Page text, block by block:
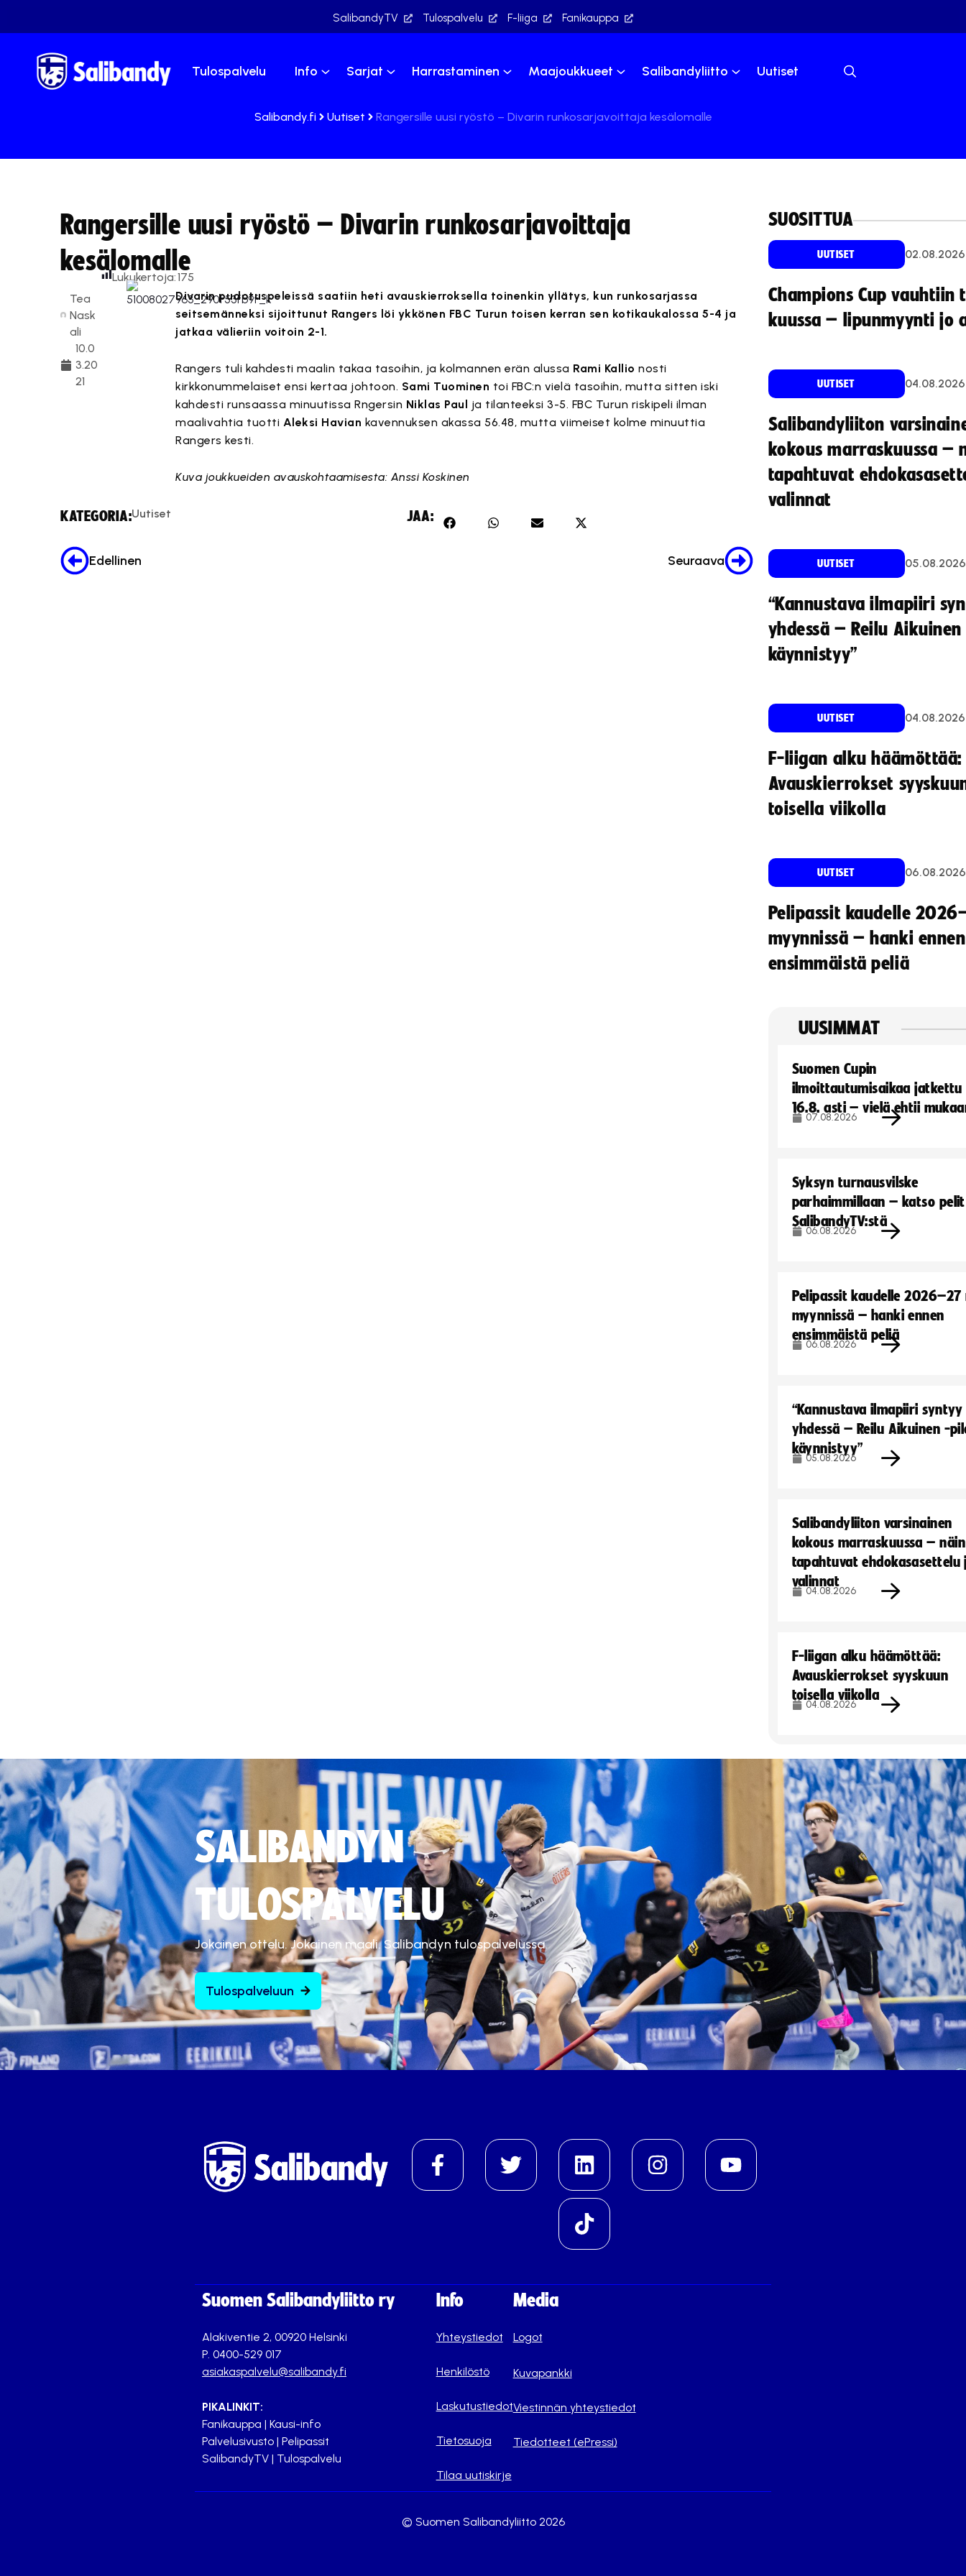
SalibandyTV Tulospalvelu F-liiga Fanikauppa
Tulospalvelu Info Sarjat Harrastaminen Maajoukkueet Salibandyliitto Uutiset
Salibandy.fi Uutiset Rangersille uusi ryöstö – Divarin runkosarjavoittaja kesälomalle
Rangersille uusi ryöstö – Divarin runkosarjavoittaja
kesälomalle
Tea
Nask
ali
10.0
3.20
21
Lukukertoja:175
Divarin pudotuspeleissä saatiin heti avauskierroksella toinenkin yllätys, kun runkosarjassa
seitsemänneksi sijoittunut Rangers löi ykkönen FBC Turun toisen kerran sen kotikaukalossa 5-4 ja
jatkaa välieriin voitoin 2-1.
Rangers tuli kahdesti maalin takaa tasoihin, ja kolmannen erän alussa Rami Kallio nosti
kirkkonummelaiset ensi kertaa johtoon. Sami Tuominen toi FBC:n vielä tasoihin, mutta sitten iski
kahdesti runsaassa minuutissa Rngersin Niklas Paul ja tilanteeksi 3-5. FBC Turun riskipeli ilman
maalivahtia tuotti Aleksi Havian kavennuksen akassa 56.48, mutta viimeiset kolme minuuttia
Rangers kesti.
Kuva joukkueiden avauskohtaamisesta: Anssi Koskinen
KATEGORIA:Uutiset JAA:
Edellinen Seuraava
SUOSITTUA
UUTISET 02.08.2026
Champions Cup vauhtiin
kuussa – lipunmyynti jo
UUTISET 04.08.2026
Salibandyliiton
kokous marraskuussa –
tapahtuvat
valinnat
UUTISET 05.08.2026
“Kannustava ilmapiiri
yhdessä – Reilu
käynnistyy”
UUTISET 04.08.2026
F-liigan alku häämöttää:
Avauskierrokset
toisella viikolla
UUTISET 06.08.2026
Pelipassit kaudelle
myynnissä – hanki ennen
ensimmäistä peliä
UUSIMMAT
Suomen Cupin
ilmoittautumisaikaa jatkettu
16.8. asti – vielä ehtii
07.08.2026
Syksyn turnausvilske
parhaimmillaan – katso pelit
SalibandyTV:stä
06.08.2026
Pelipassit kaudelle
myynnissä – hanki ennen
ensimmäistä peliä
06.08.2026
“Kannustava ilmapiiri syntyy
yhdessä – Reilu Aikuinen -
käynnistyy”
05.08.2026
Salibandyliiton varsinainen
kokous marraskuussa – näin
tapahtuvat ehdokasasettelu
valinnat
04.08.2026
F-liigan alku häämöttää:
Avauskierrokset syyskuun
toisella viikolla
04.08.2026
SALIBANDYN
TULOSPALVELU
Jokainen ottelu. Jokainen maali. Salibandyn tulospalvelussa.
Tulospalveluun
Suomen Salibandyliitto ry
Alakiventie 2, 00920 Helsinki
P. 0400-529 017
asiakaspalvelu@salibandy.fi
PIKALINKIT:
Fanikauppa | Kausi-info
Palvelusivusto | Pelipassit
SalibandyTV | Tulospalvelu
Info
Yhteystiedot
Henkilöstö
Laskutustiedot
Tietosuoja
Tilaa uutiskirje
Media
Logot
Kuvapankki
Viestinnän yhteystiedot
Tiedotteet (ePressi)
© Suomen Salibandyliitto 2026